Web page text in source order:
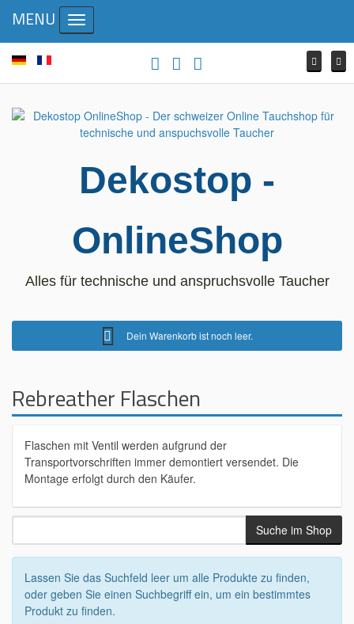
Dekostop -
OnlineShop
Alles für technische und anspruchsvolle Taucher
Dein Warenkorb ist noch leer.
MENU Toggle navigation
Rebreather Flaschen
Flaschen mit Ventil werden aufgrund der
Transportvorschriften immer demontiert versendet. Die
Montage erfolgt durch den Käufer.
Lassen Sie das Suchfeld leer um alle Produkte zu finden,
oder geben Sie einen Suchbegriff ein, um ein bestimmtes
Produkt zu finden.